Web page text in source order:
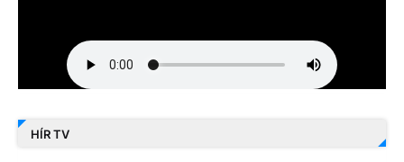
HÍR TV